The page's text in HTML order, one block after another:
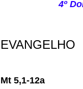
4º
EVANGELHO
Mt 5,1-12a